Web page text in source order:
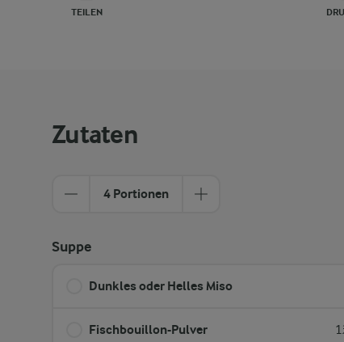
TEILEN
Zutaten
4 Portionen
Suppe
Dunkles oder Helles Miso
Fischbouillon-Pulver